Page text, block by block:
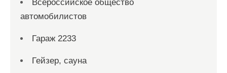
Всероссийское общество
автомобилистов
Гараж 2233
Гейзер, сауна